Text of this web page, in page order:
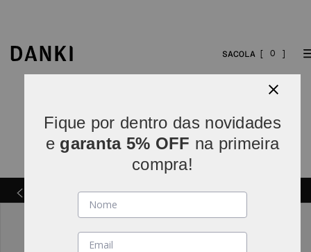
0
Trocas e Devoluções
Fique por dentro das novidades
e garanta 5% OFF na primeira
compra!